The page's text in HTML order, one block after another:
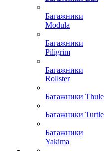
Багажники
Modula
Багажники
Piligrim
Багажники
Rollster
Багажники Thule
Багажники Turtle
Багажники
Yakima